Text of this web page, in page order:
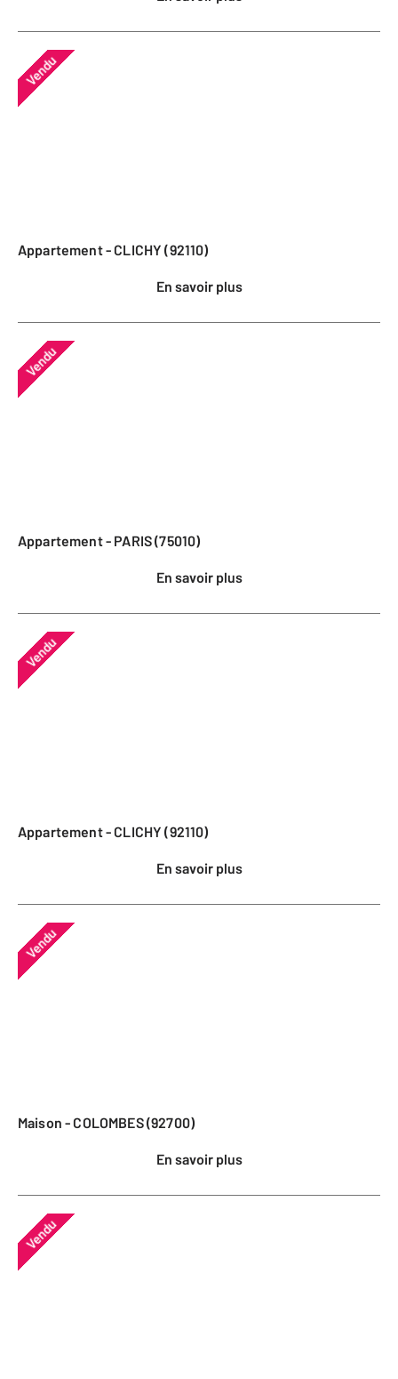
Vendu
Appartement - CLICHY (92110)
En savoir plus
Vendu
Appartement - PARIS (75010)
En savoir plus
Vendu
Appartement - CLICHY (92110)
En savoir plus
Vendu
Maison - COLOMBES (92700)
En savoir plus
Vendu